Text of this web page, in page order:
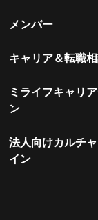
メンバー
キャリア＆転職
ミライフキャリ
ン
法人向けカルチ
イン